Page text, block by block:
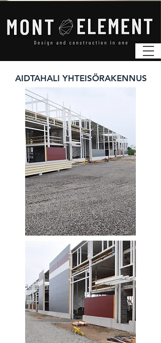
AIDTAHALI YHTEISÖRAKENNUS